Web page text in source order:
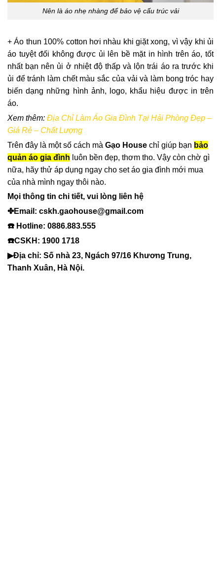
Nên là áo nhẹ nhàng để bảo vệ cấu trúc vải
+ Áo thun 100% cotton hơi nhàu khi giặt xong, vì vậy khi ủi
áo tuyệt đối không được ủi lên bề mặt in hình trên áo, tốt
nhất bạn nên ủi ở nhiệt độ thấp và lộn trái áo ra trước khi
ủi để tránh làm chết màu sắc của vải và làm bong tróc hay
biến dạng những hình ảnh, logo, khẩu hiệu được in trên
áo.
Xem thêm: Địa Chỉ Làm Áo Gia Đình Tại Hải Phòng Đẹp –
Giá Rẻ – Chất Lượng
Trên đây là một số cách mà Gạo House chỉ giúp bạn bảo
quản áo gia đình luôn bền đẹp, thơm tho. Vậy còn chờ gì
nữa, hãy thử áp dụng ngay cho set áo gia đình mới mua
của nhà mình ngay thôi nào.
Mọi thông tin chi tiết, vui lòng liên hệ
✤Email: cskh.gaohouse@gmail.com
☎️ Hotline: 0886.883.555
☎️CSKH: 1900 1718
▶Địa chỉ: Số nhà 23, Ngách 97/16 Khương Trung,
Thanh Xuân, Hà Nội.